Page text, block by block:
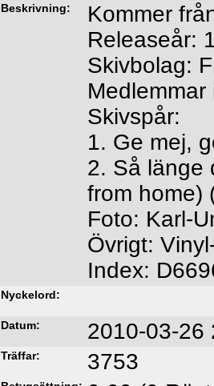
Beskrivning:
Kommer
Releaseår:
Skivbolag:
Skivspår:
1. Ge mej,
2. Så länge
from home)
Foto: Karl-
Övrigt:
Index:
Nyckelord:
Datum: 2010-03-26
Träffar: 3753